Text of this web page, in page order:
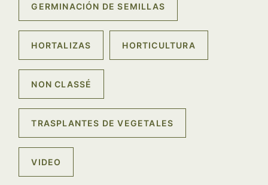
GERMINACIÓN DE SEMILLAS
HORTALIZAS HORTICULTURA
NON CLASSÉ
TRASPLANTES DE VEGETALES
VIDEO